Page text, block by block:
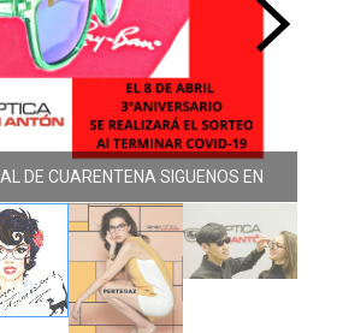
DE CUARENTENA SIGUENOS EN
PROMESAS